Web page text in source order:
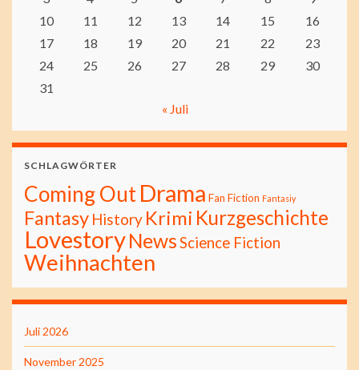
10
11 12 13 14 15
16
17
18 19 20 21 22
23
24
25 26 27 28 29
30
31
« Juli
SCHLAGWÖRTER
Coming OutDrama Fan Fiction Fantasiy
Fantasy History Krimi Kurzgeschichte
LovestoryNewsScience Fiction
Weihnachten
Juli 2026
November 2025